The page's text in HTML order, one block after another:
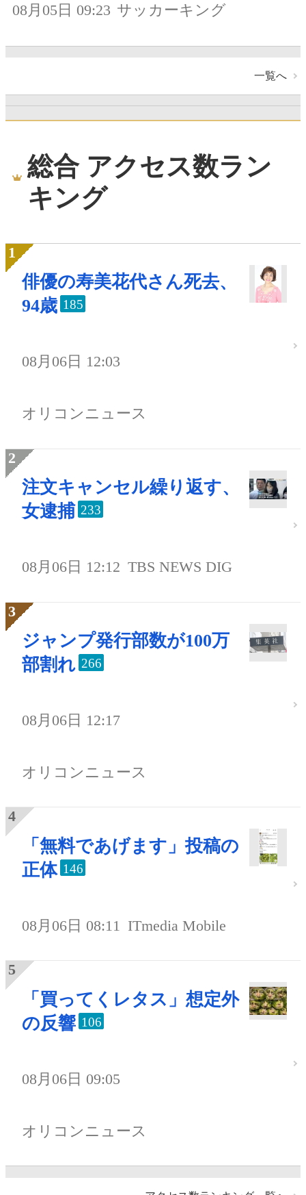
08月05日 09:23 サッカーキング
一覧へ
総合 アクセス数ラン
キング
俳優の寿美花代さん死去、
94歳 185
08月06日 12:03
オリコンニュース
注文キャンセル繰り返す、
女逮捕 233
08月06日 12:12 TBS NEWS DIG
ジャンプ発行部数が100万
部割れ 266
08月06日 12:17
オリコンニュース
「無料であげます」投稿の
正体 146
08月06日 08:11 ITmedia Mobile
「買ってくレタス」想定外
の反響 106
08月06日 09:05
オリコンニュース